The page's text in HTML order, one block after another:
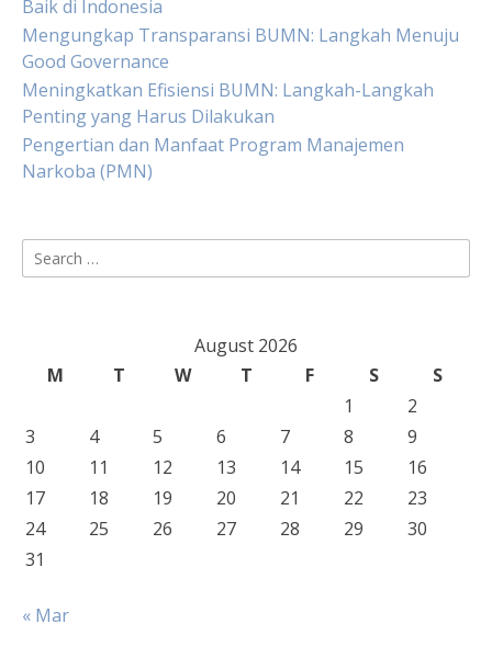
Baik di Indonesia
Mengungkap Transparansi BUMN: Langkah Menuju
Good Governance
Meningkatkan Efisiensi BUMN: Langkah-Langkah
Penting yang Harus Dilakukan
Pengertian dan Manfaat Program Manajemen
Narkoba (PMN)
Search
for:
August 2026
M
T W T F S
S
1
2
3
4 5 6 7 8
9
10
11 12 13 14 15
16
17
18 19 20 21 22
23
24
25 26 27 28 29
30
31
« Mar